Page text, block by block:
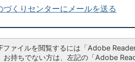
くりセンターにメールを送る
ファイルを閲覧するには「Adobe
お持ちでない方は、左記の「Adobe